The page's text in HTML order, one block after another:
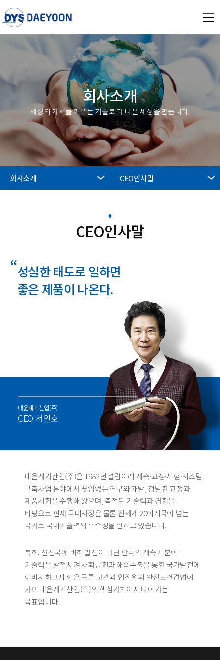
회사소개
세상의 가치를 키우는 기술로 더 나은 세상을 만듭니다.
회사소개 CEO인사말
CEO인사말
성실한 태도로 일하면
좋은 제품이 나온다.
대윤계기산업(주)
CEO 서인호
대윤계기산업(주)은 1982년 설립이래 계측·교정·시험·시스템
구축사업 분야에서 끊임없는 연구와 개발, 정밀한 교정과
제품시험을 수행해 왔으며, 축적된 기술력과 경험을
바탕으로 현재 국내시장은 물론 전세계 20여개국이 넘는
국가로 국내기술력의 우수성을 알리고 있습니다.
특히, 선진국에 비해 발전이 더딘 한국의 계측기 분야
기술력을 발전시켜 사회공헌과 해외수출을 통한 국가발전에
이바지하고자 함은 물론 고객과 임직원의 안전보건경영이
저희 대윤계기산업(주)의 핵심가치이자 나아가는
목표입니다.